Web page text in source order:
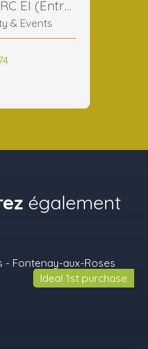
Frederic LECLERC EI (Entreprise Individuelle)
& Events
également
Ideal 1st purchase